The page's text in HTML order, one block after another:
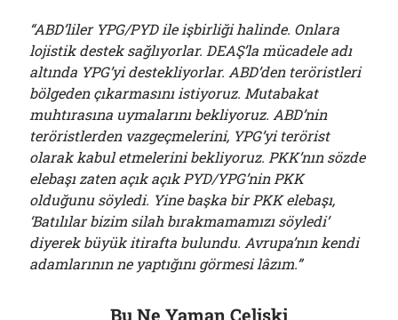
“ABD’liler YPG/PYD ile işbirliği halinde. Onlara
lojistik destek sağlıyorlar. DEAŞ’la mücadele adı
altında YPG’yi destekliyorlar. ABD’den teröristleri
bölgeden çıkarmasını istiyoruz. Mutabakat
muhtırasına uymalarını bekliyoruz. ABD’nin
teröristlerden vazgeçmelerini, YPG’yi terörist
olarak kabul etmelerini bekliyoruz. PKK’nın sözde
elebaşı zaten açık açık PYD/YPG’nin PKK
olduğunu söyledi. Yine başka bir PKK elebaşı,
‘Batılılar bizim silah bırakmamamızı söyledi’
diyerek büyük itirafta bulundu. Avrupa’nın kendi
adamlarının ne yaptığını görmesi lâzım.”
Bu Ne Yaman Çelişki